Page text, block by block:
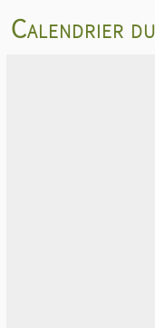
Calendrier